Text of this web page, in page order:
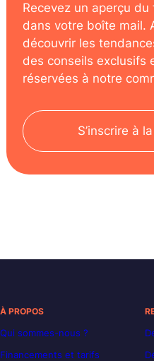
Recevez un aperçu
dans votre boîte mail.
découvrir les
des conseils exclusifs
réservées à notre
S’inscrire à
À PROPOS
Qui sommes-nous ?
Financements et tarifs